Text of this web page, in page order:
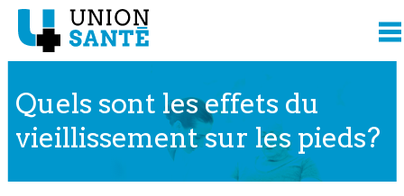
Quels sont les effets du
vieillissement sur les pieds?